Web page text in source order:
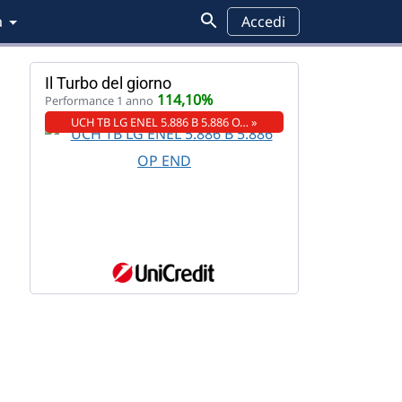
Accedi
Il Turbo del giorno
Performance 1 anno 114,10%
UCH TB LG ENEL 5.886 B 5.886 O… »